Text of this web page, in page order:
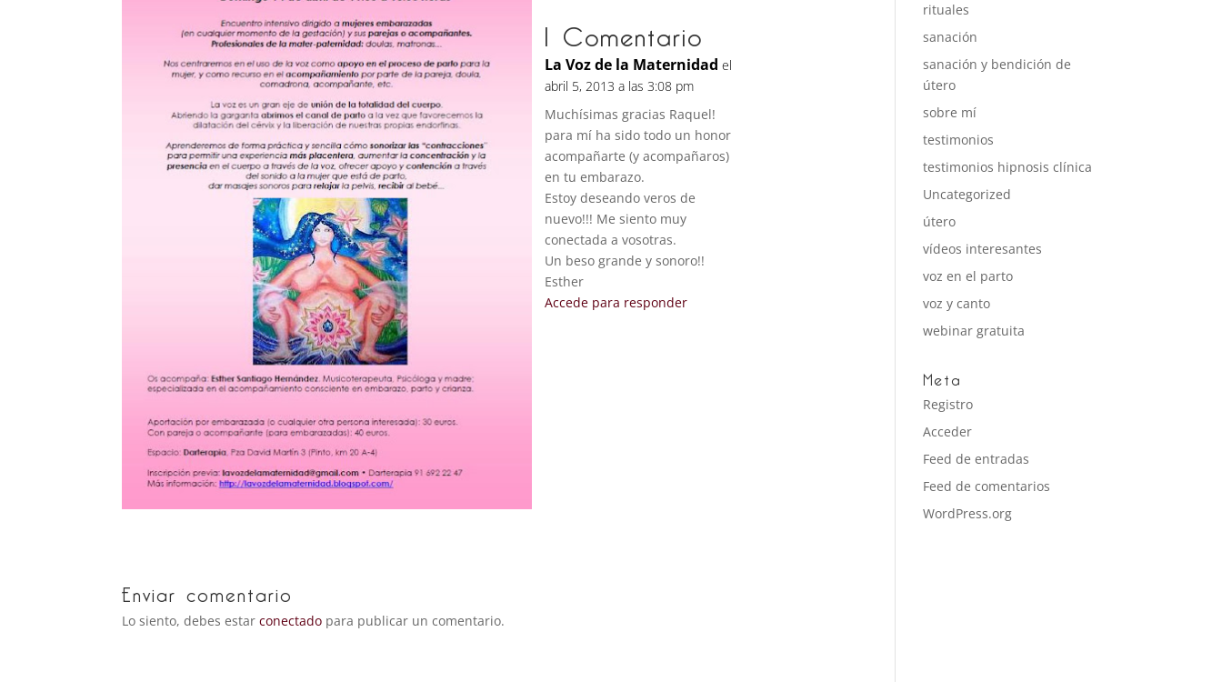
1 Comentario
La Voz de la Maternidad el
abril 5, 2013 a las 3:08 pm
Muchísimas gracias Raquel!
para mí ha sido todo un honor
acompañarte (y acompañaros)
en tu embarazo.
Estoy deseando veros de
nuevo!!! Me siento muy
conectada a vosotras.
Un beso grande y sonoro!!
Esther
Accede para responder
Enviar comentario
Lo siento, debes estarconectado para publicar un comentario.
rituales
sanación
sanación y bendición de
útero
sobre mí
testimonios
testimonios hipnosis clínica
Uncategorized
útero
vídeos interesantes
voz en el parto
voz y canto
webinar gratuita
Meta
Registro
Acceder
Feed de entradas
Feed de comentarios
WordPress.org